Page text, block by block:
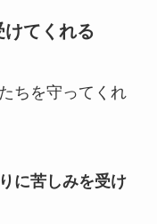
てくれる
ちを守ってくれ
に苦しみを受け